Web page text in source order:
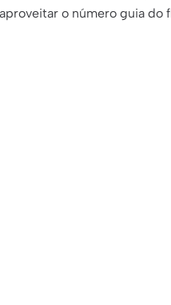
o número guia do